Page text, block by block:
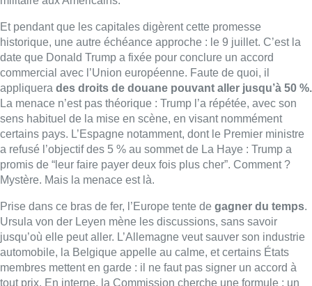
Prise dans ce bras de fer, l’Europe tente de
Ursula von der Leyen mène les discussions, sans savoir
jusqu’où elle peut aller. L’Allemagne veut sauver son industrie
automobile, la Belgique appelle au calme, et certains États
membres mettent en garde : il ne faut pas signer un accord à
tout prix. En interne, la Commission cherche une formule : un
accord de principe, peut-être, avec des détails renvoyés à plus
tard. On pourrait lever certains obstacles non tarifaires, offrir
quelques promesses d’achat de gaz liquéfié américain… En
espérant que cela suffise à apaiser le président américain.
Mais dans cette négociation, les Européens n’ont qu’u
adversaire — ne dévoile pas ses intentions : les États-Unis
n’ont encore rien mis sur la table. Pas d’offre officielle, pas de
lettre, pas de document de travail à amender. Juste des
déclarations et des menaces. Mais ces menaces suffisent pour
que les Européens tentent de se coordonner et de chercher